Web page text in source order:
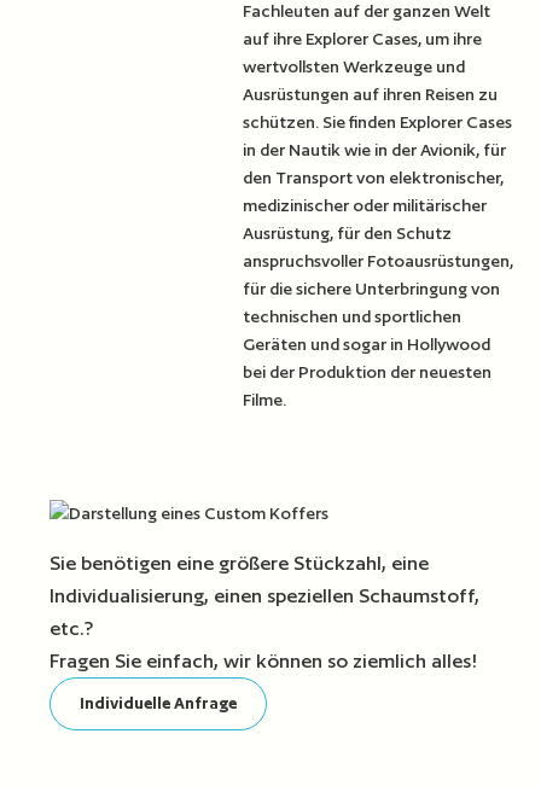
Fachleuten auf der ganzen Welt
auf ihre Explorer Cases, um ihre
wertvollsten Werkzeuge und
Ausrüstungen auf ihren Reisen zu
schützen. Sie finden Explorer Cases
in der Nautik wie in der Avionik, für
den Transport von elektronischer,
medizinischer oder militärischer
Ausrüstung, für den Schutz
anspruchsvoller Fotoausrüstungen,
für die sichere Unterbringung von
technischen und sportlichen
Geräten und sogar in Hollywood
bei der Produktion der neuesten
Filme.
Sie benötigen eine größere Stückzahl, eine
Individualisierung, einen speziellen Schaumstoff,
etc.?
Fragen Sie einfach, wir können so ziemlich alles!
Individuelle Anfrage